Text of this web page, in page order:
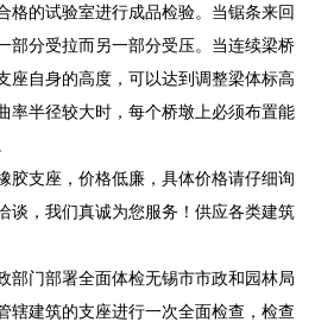
格的试验室进行成品检验。当锯条来回
部分受拉而另一部分受压。当连续梁桥
座自身的高度，可以达到调整梁体标高
率半径较大时，每个桥墩上必须布置能
胶支座，价格低廉，具体价格请仔细询
谈，我们真诚为您服务！供应各类建筑
部门部署全面体检无锡市市政和园林局
辖建筑的支座进行一次全面检查，检查